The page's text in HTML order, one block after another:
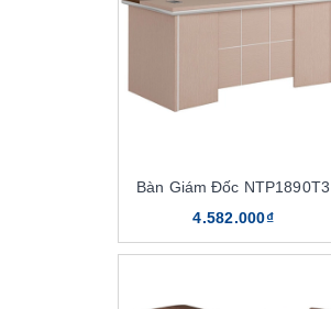
Bàn Giám Đốc NTP1890T3
4.582.000₫